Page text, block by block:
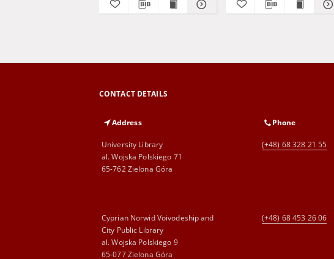
CONTACT DETAILS
Address
University Library
al. Wojska Polskiego 71
65-762 Zielona Góra
Phone
(+48) 68 328 21 55
Cyprian Norwid Voivodeship and
City Public Library
al. Wojska Polskiego 9
65-077 Zielona Góra
(+48) 68 453 26 06